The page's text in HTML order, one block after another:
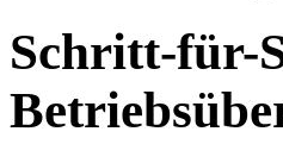
Schritt-für-